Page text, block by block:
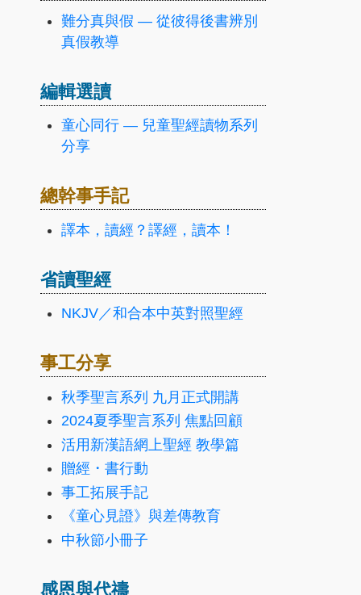
難分真與假 — 從彼得後書辨別
真假教導
編輯選讀
童心同行 — 兒童聖經讀物系列
分享
總幹事手記
譯本，讀經？譯經，讀本！
省讀聖經
NKJV／和合本中英對照聖經
事工分享
秋季聖言系列 九月正式開講
2024夏季聖言系列 焦點回顧
活用新漢語網上聖經 教學篇
贈經・書行動
事工拓展手記
《童心見證》與差傳教育
中秋節小冊子
感恩與代禱